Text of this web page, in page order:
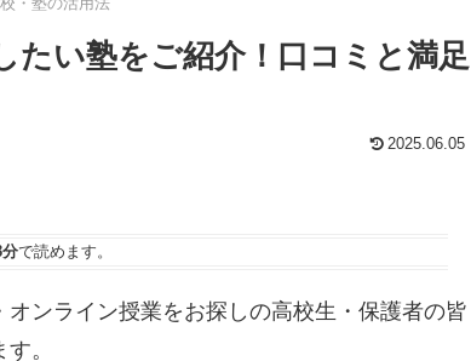
たい塾をご紹介！口コミと満足
2025.06.05
で読めます。
オンライン授業をお探しの高校生・保護者の皆
。